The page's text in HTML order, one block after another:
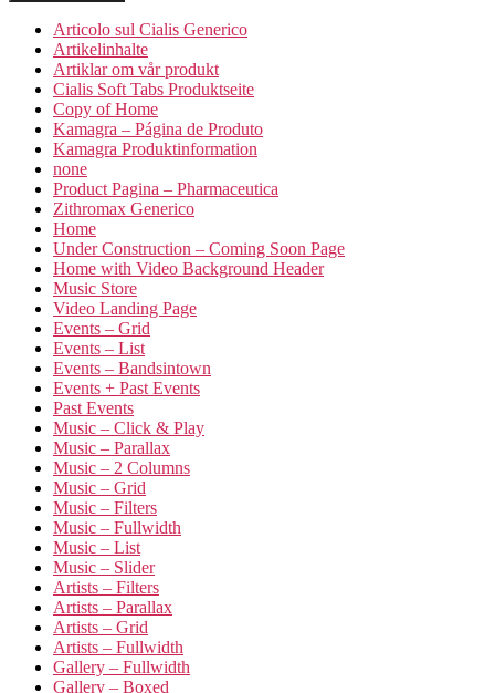
Articolo sul Cialis Generico
Artikelinhalte
Artiklar om vår produkt
Cialis Soft Tabs Produktseite
Copy of Home
Kamagra – Página de Produto
Kamagra Produktinformation
none
Product Pagina – Pharmaceutica
Zithromax Generico
Home
Under Construction – Coming Soon Page
Home with Video Background Header
Music Store
Video Landing Page
Events – Grid
Events – List
Events – Bandsintown
Events + Past Events
Past Events
Music – Click & Play
Music – Parallax
Music – 2 Columns
Music – Grid
Music – Filters
Music – Fullwidth
Music – List
Music – Slider
Artists – Filters
Artists – Parallax
Artists – Grid
Artists – Fullwidth
Gallery – Fullwidth
Gallery – Boxed